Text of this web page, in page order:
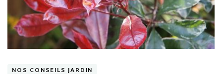
NOS CONSEILS JARDIN